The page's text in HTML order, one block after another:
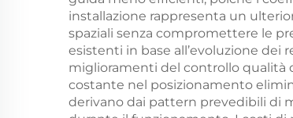
installazione rappresenta un
spaziali senza compromettere le
esistenti in base all’evoluzione
miglioramenti del controllo qualità
costante nel posizionamento
derivano dai pattern prevedibili di